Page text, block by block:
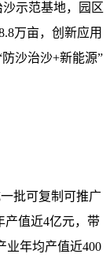
示范基地，园区
万亩，创新应用
沙治沙+新能源”
批可复制可推广
产值近4亿元，带
业年均产值近400